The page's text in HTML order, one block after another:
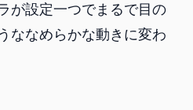
が設定一つでまるで目の
ななめらかな動きに変わ